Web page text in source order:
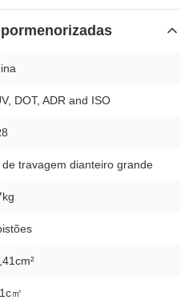
DOT, ADR and ISO
de travagem dianteiro grande
㎡